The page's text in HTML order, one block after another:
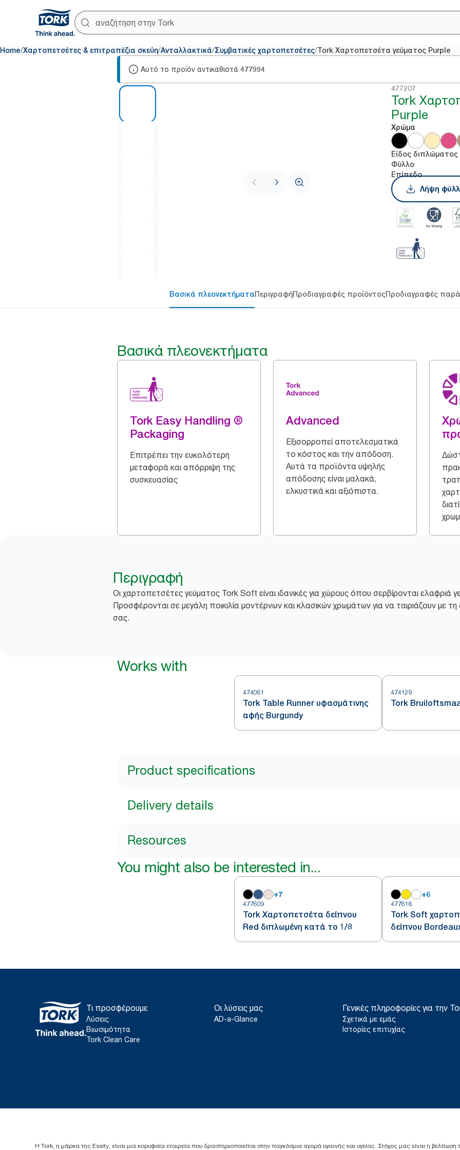
Home/Χαρτοπετσέτες & επιτραπέζια σκεύη/Ανταλλακτικά/Συμβατικές χαρτοπετσέτες/Tork Χαρτοπετσέτα γεύματος Purple
Αυτό το προϊόν αντικαθιστά 477994
477207
Tork
Purple
Χρώμα
Είδος διπλώματος
Φύλλο
Επίπεδο
Λήψη
Βασικά πλεονεκτήματαΠεριγραφήΠροδιαγραφές προϊόντοςΠροδιαγραφές
Βασικά πλεονεκτήματα
Tork Easy Handling ®
Packaging
Επιτρέπει την ευκολότερη
μεταφορά και απόρριψη της
συσκευασίας
Advanced
Εξισορροπεί αποτελεσματικά
το κόστος και την απόδοση.
Αυτά τα προϊόντα υψηλής
απόδοσης είναι μαλακά,
ελκυστικά και αξιόπιστα.
Περιγραφή
Οι χαρτοπετσέτες γεύματος Tork Soft είναι ιδανικές για χώρους όπου σερβίρονται ελαφριά
Προσφέρονται σε μεγάλη ποικιλία μοντέρνων και κλασικών χρωμάτων για να ταιριάζουν με
σας.
Works with
474061
Tork Table Runner υφασμάτινης
αφής Burgundy
474129
Tork
Product specifications
Delivery details
Resources
You might also be interested in...
+7
477609
Tork Χαρτοπετσέτα δείπνου
Red διπλωμένη κατά το 1/8
+6
477618
Tork Soft
δείπνου
διπλωμένη κατά
Τι προσφέρουμε
Λύσεις
Βιωσιμότητα
Tork Clean Care
Οι λύσεις μας
AD-a-Glance
Γενικές πληροφορίες για την
Σχετικά με εμάς
Ιστορίες επιτυχίας
Η Tork, η μάρκα της Essity, είναι μια κορυφαία εταιρεία που δραστηριοποιείται στην παγκόσμια αγορά υγιεινής και υγείας. Στόχος μας είναι η